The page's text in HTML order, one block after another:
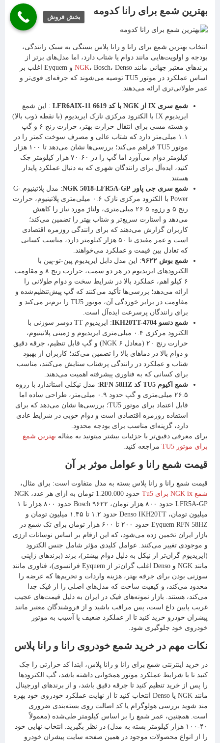
بهترین شمع برای رانا کدومه
انتخاب بهترین شمع برای رانا و رانا پلاس بستگی به سبک رانندگی،
بودجه و اولویت‌هایی مانند دوام یا شتاب دارد، اما مدل‌های برتر از
برندهای معتبر جهانی مانند
NGK
، Bosch، Denso و Eyquem اغلب بر
اساس عملکرد در موتور TU5 توصیه می‌شوند که جرقه‌ای قوی‌تر و
عمر طولانی‌تری ارائه می‌دهند.
شمع سری IX از NGK با کد LFR6AIX-11 6619
: این شمع
ایریدیوم IX با الکترود مرکزی نازک ایریدیوم (با نقطه ذوب بالا)
و هسته مسی برای انتقال حرارت بهتر، حرارت رنج ۶ و گپ
۱.۱ میلی‌متر دارد که شتاب عالی و مصرف سوخت کمتر را در
موتور TU5 فراهم می‌کند؛ بررسی‌ها نشان می‌دهد تا ۱۰۰ هزار
کیلومتر دوام می‌آورد اما گپ را در ۶۰-۷۰ هزار کیلومتر چک
کنید، ایده‌آل برای رانندگان شهری که به دنبال عملکرد پایدار
هستند.
شمع سری جی پاور NGK 5018-LFR5A-GP
: مدل پلاتینیوم G-
Power با الکترود مرکزی نازک ۰.۶ میلی‌متری پلاتینیوم، حرارت
رنج ۵ و رزوه ۲۶.۵ میلی‌متری، ولتاژ مورد نیاز را کاهش
می‌دهد و استارت سریع‌تر و شتاب بهتر را تضمین می‌کند؛
کاربران گزارش می‌دهند که برای رانندگی روزمره اقتصادی
است و عمر مفیدی تا ۵۰ هزار کیلومتر دارد، مناسب کسانی
که تعادل بین قیمت و عملکرد می‌خواهند.
شمع بوش ۹۶۲۲
: این مدل دابل ایریدیوم پین-تو-پین با
الکترودهای ایریدیوم در هر دو سمت، حرارت رنج ۸ و مقاومت
۶ کیلو اهم، عملکرد بالا در شرایط سخت و دوام طولانی را
ارائه می‌دهد؛ بررسی‌ها تأکید می‌کنند که گپ پیش‌تنظیم‌شده و
مقاومت در برابر خوردگی آن، موتور TU5 را نرم‌تر می‌کند و
برای رانندگان پرسرعت ایده‌آل است.
شمع دنسو IKH20TT-4704
: ایریدیوم TT دوسر سوزنی با
الکترود مرکزی ۰.۴ میلی‌متری ایریدیوم و زمینی پلاتینیوم،
حرارت رنج ۲۰ (معادل NGK ۶) و گپ قابل تنظیم، جرقه دقیق
و دوام بالا در دماهای بالا را تضمین می‌کند؛ کاربران از بهبود
شتاب و عملکرد در رانندگی پرشتاب ستایش می‌کنند، مناسب
برای کسانی که به فناوری پیشرفته اهمیت می‌دهند.
شمع اکیوم TU5 کد RFN 58HZ
: مدل نیکلی استاندارد با رزوه
۲۶.۵ میلی‌متری و گپ حدود ۰.۹ میلی‌متر، طراحی ساده اما
قابل اعتماد برای موتور TU5؛ بررسی‌ها نشان می‌دهد که برای
استفاده روزمره اقتصادی است و دوام خوبی در شرایط عادی
دارد، گزینه‌ای مناسب برای بودجه محدود.
برای معرفی دقیق‌تر با جزئیات بیشتر میتونید به مقاله بهترین شمع
برای موتور TU5
مراجعه کنید.
قیمت شمع رانا و عوامل موثر بر آن
قیمت شمع رانا و رانا پلاس بسته به مدل متفاوت است: برای مثال،
شمع NGK ix برای Tu5
حدود 1.200.000 تومان به ازای هر عدد، NGK
LFR5A-GP حدود ۸۰۰ هزار تومان، Bosch ۹۶۲۲ حدود ۸۰۰ هزار تا ۱
میلیون تومان، Denso IKH20TT حدود ۱.۲ تا ۱.۴۵ میلیون تومان و
Eyquem RFN 58HZ حدود ۲۰۰ تا ۶۰۰ هزار تومان برای تک شمع در
بازار ایران تخمین زده می‌شود، که این ارقام بر اساس نوسانات ارزی
و موجودی تغییر می‌کنند. عوامل کلیدی مؤثر شامل جنس الکترود
(ایریدیوم گران‌تر از نیکل به دلیل دوام بیشتر)، برند (برندهای ژاپنی
مانند NGK و Denso اغلب گران‌تر از Eyquem فرانسوی)، فناوری مانند
سوزنی بودن برای جرقه بهتر، هزینه واردات و تحریم‌ها که عرضه را
محدود می‌کند، و کیفیت ساخت که مدل‌های اصلی را از فیک جدا
می‌کند، هستند. بازار نمونه‌های فیک در ایران به دلیل قیمت‌های عجیب
غریب پایین داغ است، پس مراقب باشید و از فروشندگان معتبر مانند
پیشران خودرو خرید کنید تا از عملکرد ضعیف یا آسیب به موتور
خودروی خود جلوگیری شود.
نکات مهم در خرید شمع خودروی رانا و رانا پلاس
در خرید اینترنتی شمع برای رانا و رانا پلاس، ابتدا کد حرارتی را چک
کنید تا با شرایط عملکرد موتور همخوانی داشته باشد، گپ الکترودها
را پس از خرید تنظیم کنید تا جرقه دقیق باشد، و از برندهای اورجینال
مانند NGK یا Denso انتخاب کنید تا از نهایت عملکرد خودروی خود بهره
مند شوید بررسی هولوگرام یا کد اصالت روی بسته‌بندی ضروری
است. همچنین، عمر شمع را بر اساس کیلومتر طی‌شده (معمولاً
۴۰-۱۰۰ هزار کیلومتر بسته به مدل) در نظر بگیرید. انتخاب نهایی خود
را از انواع محصولات موجود در همین صفحه سایت پیشران خودرو
بخش فروش